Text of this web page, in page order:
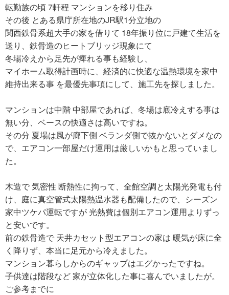
転勤族の頃 7軒程 マンションを移り住み
その後 とある県庁所在地のJR駅1分立地の
関西鉄骨系超大手の家を借りて 18年振り位に戸建て生活を
送り、鉄骨造のヒートブリッジ現象にて
冬場冷えから足先が痺れる事も経験し、
マイホーム取得計画時に、経済的に快適な温熱環境を家中
維持出来る事 を最優先事項にして、施工先を探しました。
マンションは中階 中部屋であれば、冬場は底冷えする事は
無い分、ベースの快適さは高いですね。
その分 夏場は風が廊下側 ベランダ側で抜かないとダメなの
で、エアコン一部屋だけ運用は厳しいかもと思っていまし
た。
木造で 気密性 断熱性に拘って、全館空調と太陽光発電も付
け、庭に真空管式太陽熱温水器も配備したので、シーズン
家中ツケパ運転ですが 光熱費は個別エアコン運用よりずっ
と安いです。
前の鉄骨造で 天井カセット型エアコンの家は 暖気が床に全
く降りず、本当に足元から冷えました。
マンション暮らしからのギャップはエグかったですね。
子供達は階段など 家が立体化した事に喜んでいましたが。
ご参考までに